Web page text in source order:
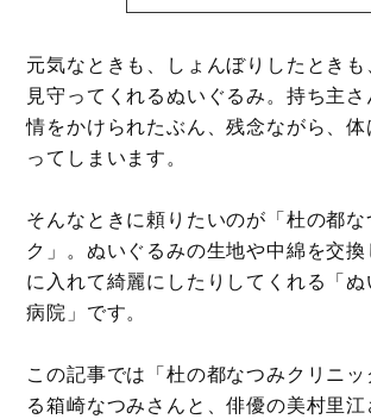
元気なときも、しょんぼりしたとき
見守ってくれるぬいぐるみ。持ち主
情をかけられたぶん、残念ながら、
ってしまいます。
そんなときに頼りたいのが「杜の都
ク」。ぬいぐるみの生地や中綿を交
に入れて綺麗にしたりしてくれる「
病院」です。
この記事では「杜の都なつみクリニ
る箱崎なつみさんと、俳優の美村里江